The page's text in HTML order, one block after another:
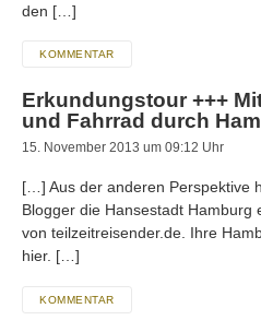
den […]
KOMMENTAR
Erkundungstour +++
und Fahrrad durch
15. November 2013 um 09:12 Uhr
[…] Aus der anderen Perspektive
Blogger die Hansestadt Hamburg
von teilzeitreisender.de. Ihre
hier. […]
KOMMENTAR